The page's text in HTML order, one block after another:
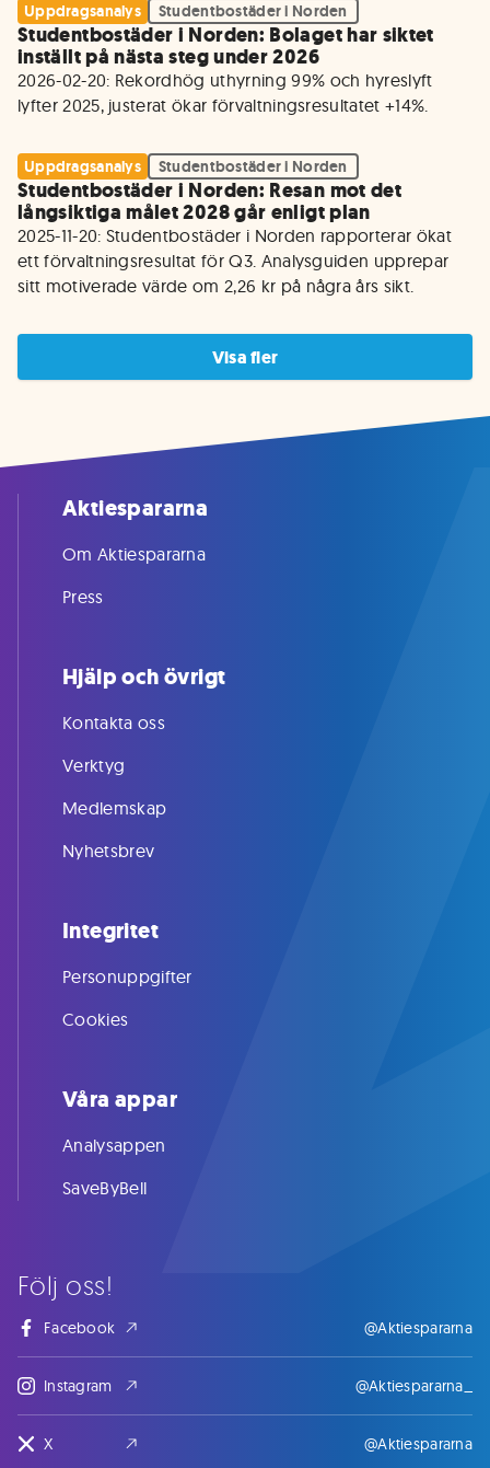
Uppdragsanalys Studentbostäder i Norden
Studentbostäder i Norden: Bolaget har siktet
inställt på nästa steg under 2026
2026-02-20: Rekordhög uthyrning 99% och hyreslyft
lyfter 2025, justerat ökar förvaltningsresultatet +14%.
Uppdragsanalys Studentbostäder i Norden
Studentbostäder i Norden: Resan mot det
långsiktiga målet 2028 går enligt plan
2025-11-20: Studentbostäder i Norden rapporterar ökat
ett förvaltningsresultat för Q3. Analysguiden upprepar
sitt motiverade värde om 2,26 kr på några års sikt.
Visa fler
Följ oss!
Facebook @Aktiespararna
Instagram @Aktiespararna_
X @Aktiespararna
Aktiespararna
Om Aktiespararna
Press
Hjälp och övrigt
Kontakta oss
Verktyg
Medlemskap
Nyhetsbrev
Integritet
Personuppgifter
Cookies
Våra appar
Analysappen
SaveByBell